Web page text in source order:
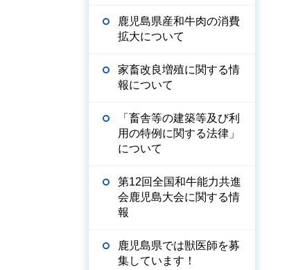
鹿児島県産和牛肉の消費
拡大について
家畜改良増殖に関する情
報について
「畜舎等の建築等及び利
用の特例に関する法律」
について
第12回全国和牛能力共進
会鹿児島大会に関する情
報
鹿児島県では獣医師を募
集しています！